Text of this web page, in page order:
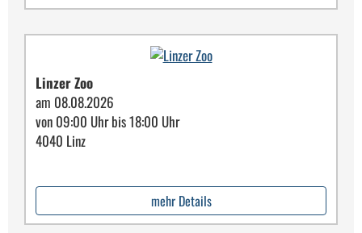
Linzer Zoo
am 08.08.2026
von 09:00 Uhr bis 18:00 Uhr
4040 Linz
mehr Details